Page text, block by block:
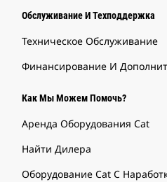
Обслуживание И Техподдержка
Техническое Обслуживание
Финансирование И
Как Мы Можем Помочь?
Аренда Оборудования Cat
Найти Дилера
Оборудование Cat С